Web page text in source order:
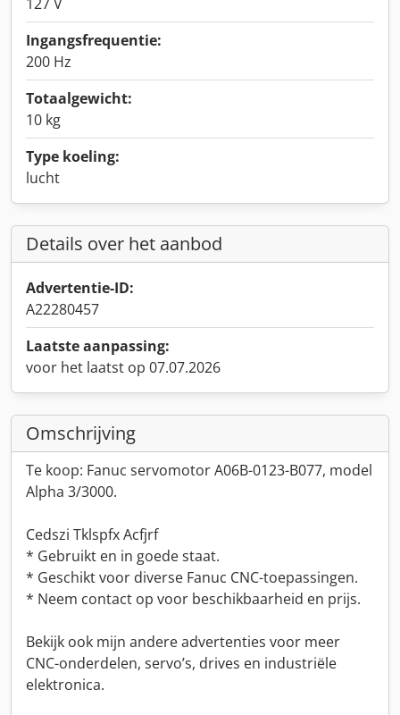
Ingangsfrequentie:
200 Hz
Totaalgewicht:
10 kg
Type koeling:
lucht
Details over het aanbod
Advertentie-ID:
A22280457
Laatste aanpassing:
voor het laatst op 07.07.2026
Omschrijving
Te koop: Fanuc servomotor A06B-0123-B077, model
Alpha 3/3000.
Cedszi Tklspfx Acfjrf
* Gebruikt en in goede staat.
* Geschikt voor diverse Fanuc CNC-toepassingen.
* Neem contact op voor beschikbaarheid en prijs.
Bekijk ook mijn andere advertenties voor meer
CNC-onderdelen, servo’s, drives en industriële
elektronica.